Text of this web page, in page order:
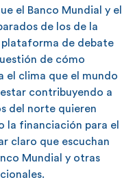
el Banco Mundial y el
de los de la
plataforma de debate
de cómo
el clima que el mundo
contribuyendo a
del norte quieren
la financiación para el
claro que escuchan
Mundial y otras